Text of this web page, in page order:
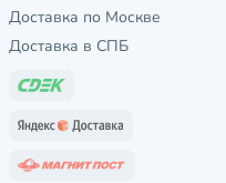
Доставка по Москве
Доставка в СПБ